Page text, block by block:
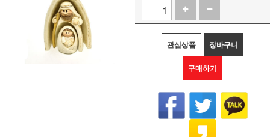
관심상품 장바구니
구매하기